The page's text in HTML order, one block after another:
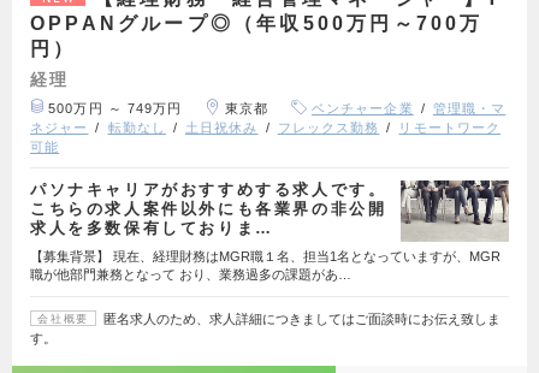
OPPANグループ◎（年収500万円～700万
円）
経理
500万円 ～ 749万円 東京都 ベンチャー企業
管理職・マ
ネジャー
転勤なし 土日祝休み フレックス勤務
リモートワーク
可能
パソナキャリアがおすすめする求人です。
こちらの求人案件以外にも各業界の非公開
求人を多数保有しておりま…
【募集背景】 現在、経理財務はMGR職１名、担当1名となっていますが、MGR
職が他部門兼務となって おり、業務過多の課題があ…
会社概要
匿名求人のため、求人詳細につきましてはご面談時にお伝え致しま
す。